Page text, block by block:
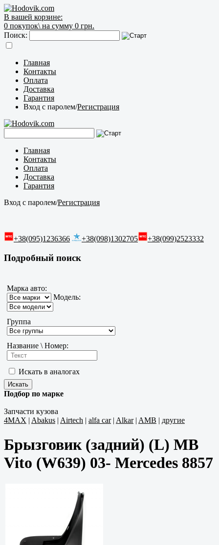
В вашей корзине:
0 покупок\ на сумму 0 грн.
Поиск:
Главная
Контакты
Оплата
Доставка
Гарантия
Вход с паролем/Регистрация
Главная
Контакты
Оплата
Доставка
Гарантия
Вход с паролем/Регистрация
+38(095)1236366 +38(098)1302705 +38(099)2523332
Подробный поиск
Марка авто:
Модель:
Группа
Название \ Номер:
Искать в аналогах
Подбор по марке
Запчасти кузова
4MAX | Abakus | Airtech | alfa car| Alkar| AMB | другие
Брызговик (задний) (L) MB
Vito (W639) 03- Mercedes 8857